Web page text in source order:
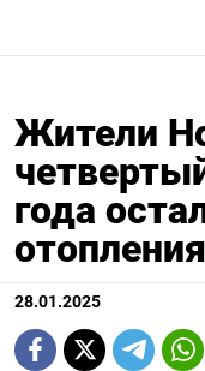
Жители
года
отопления
28.01.2025